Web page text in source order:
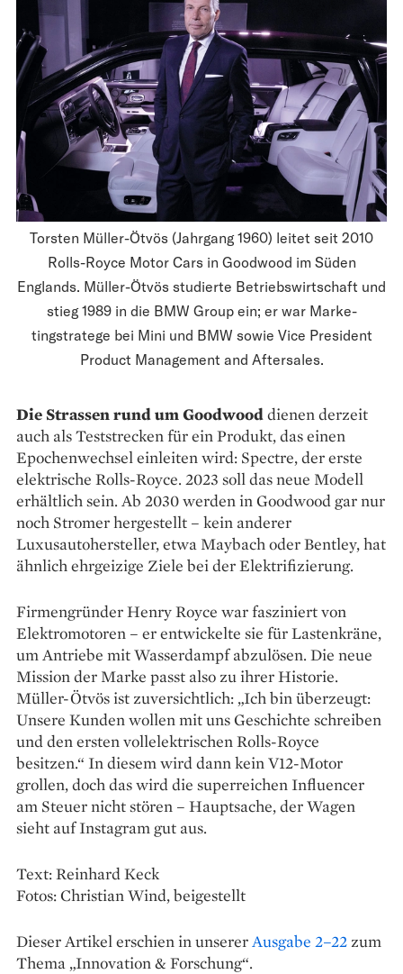
Torsten Müller-Ötvös (Jahrgang 1960) leitet seit 2010
Rolls-Royce Motor Cars in Goodwood im Süden
Englands. Müller-Ötvös studierte Betriebswirtschaft und
stieg 1989 in die BMW Group ein; er war Marke­
tingstratege bei Mini und BMW sowie Vice President
Product Management and Aftersales.
Die Strassen rund um Goodwooddienen derzeit
auch als Teststrecken für ein Produkt, das einen
Epochenwechsel einleiten wird: Spectre, der erste
elektrische Rolls-Royce. 2023 soll das neue Modell
erhältlich sein. Ab 2030 werden in Goodwood gar nur
noch Stromer hergestellt – kein anderer
Luxusautohersteller, etwa Maybach oder Bentley, hat
ähnlich ehrgeizige Ziele bei der Elektrifizierung.
Firmengründer Henry Royce war fasziniert von
Elektromotoren – er entwickelte sie für Lastenkräne,
um Antriebe mit Wasserdampf abzulösen. Die neue
Mission der Marke passt also zu ihrer Historie.
Müller-Ötvös ist zuversichtlich: „Ich bin überzeugt:
Unsere Kunden wollen mit uns Geschichte schreiben
und den ersten vollelektrischen Rolls-Royce
besitzen.“ In diesem wird dann kein V12-Motor
grollen, doch das wird die superreichen Influencer
am Steuer nicht stören – Hauptsache, der Wagen
sieht auf Instagram gut aus.
Text: Reinhard Keck
Fotos: Christian Wind, beigestellt
Dieser Artikel erschien in unsererAusgabe 2–22zum
Thema „Innovation & Forschung“.